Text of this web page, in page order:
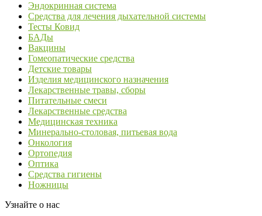
Эндокринная система
Средства для лечения дыхательной системы
Тесты Ковид
БАДы
Вакцины
Гомеопатические средства
Детские товары
Изделия медицинского назначения
Лекарственные травы, сборы
Питательные смеси
Лекарственные средства
Медицинская техника
Минерально-столовая, питьевая вода
Онкология
Ортопедия
Оптика
Средства гигиены
Ножницы
Узнайте о нас